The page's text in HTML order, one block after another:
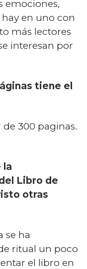
emociones,
en uno con
más lectores
interesan por
tiene el
300 paginas.
la
Libro de
otras
se ha
ritual un poco
el libro en